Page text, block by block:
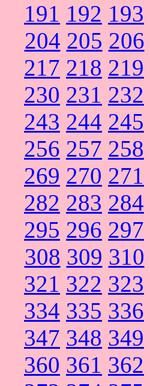
191 192 193
204 205 206
217 218 219
230 231 232
243 244 245
256 257 258
269 270 271
282 283 284
295 296 297
308 309 310
321 322 323
334 335 336
347 348 349
360 361 362